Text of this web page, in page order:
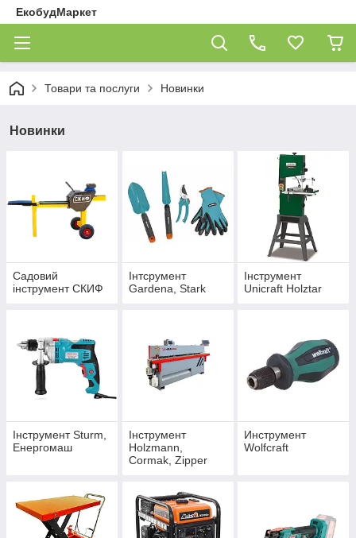
ЕкобудМаркет
Товари та послуги Новинки
Новинки
Садовий
інструмент СКИФ
Інтсрумент
Gardena, Stark
Інструмент
Unicraft Holztar
Інструмент Sturm,
Енергомаш
Інструмент
Holzmann,
Cormak, Zipper
Инструмент
Wolfcraft